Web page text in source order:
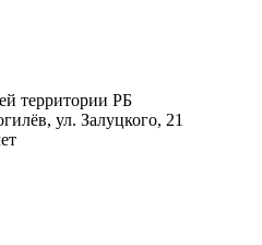
территории РБ
ул. Залуцкого, 21